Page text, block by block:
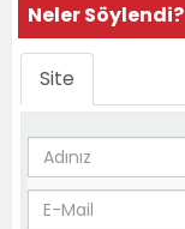
Neler Söylendi?
Site